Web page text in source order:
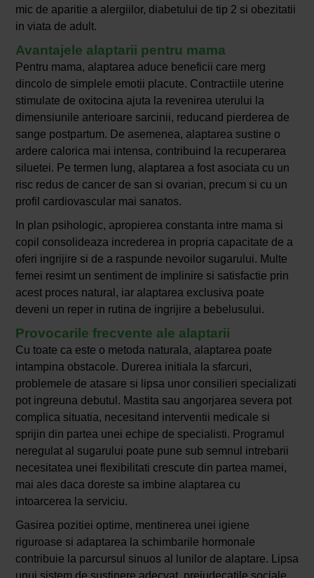
mic de aparitie a alergiilor, diabetului de tip 2 si obezitatii
in viata de adult.
Avantajele alaptarii pentru mama
Pentru mama, alaptarea aduce beneficii care merg
dincolo de simplele emotii placute. Contractiile uterine
stimulate de oxitocina ajuta la revenirea uterului la
dimensiunile anterioare sarcinii, reducand pierderea de
sange postpartum. De asemenea, alaptarea sustine o
ardere calorica mai intensa, contribuind la recuperarea
siluetei. Pe termen lung, alaptarea a fost asociata cu un
risc redus de cancer de san si ovarian, precum si cu un
profil cardiovascular mai sanatos.
In plan psihologic, apropierea constanta intre mama si
copil consolideaza increderea in propria capacitate de a
oferi ingrijire si de a raspunde nevoilor sugarului. Multe
femei resimt un sentiment de implinire si satisfactie prin
acest proces natural, iar alaptarea exclusiva poate
deveni un reper in rutina de ingrijire a bebelusului.
Provocarile frecvente ale alaptarii
Cu toate ca este o metoda naturala, alaptarea poate
intampina obstacole. Durerea initiala la sfarcuri,
problemele de atasare si lipsa unor consilieri specializati
pot ingreuna debutul. Mastita sau angorjarea severa pot
complica situatia, necesitand interventii medicale si
sprijin din partea unei echipe de specialisti. Programul
neregulat al sugarului poate pune sub semnul intrebarii
necesitatea unei flexibilitati crescute din partea mamei,
mai ales daca doreste sa imbine alaptarea cu
intoarcerea la serviciu.
Gasirea pozitiei optime, mentinerea unei igiene
riguroase si adaptarea la schimbarile hormonale
contribuie la parcursul sinuos al lunilor de alaptare. Lipsa
unui sistem de sustinere adecvat, prejudecatile sociale